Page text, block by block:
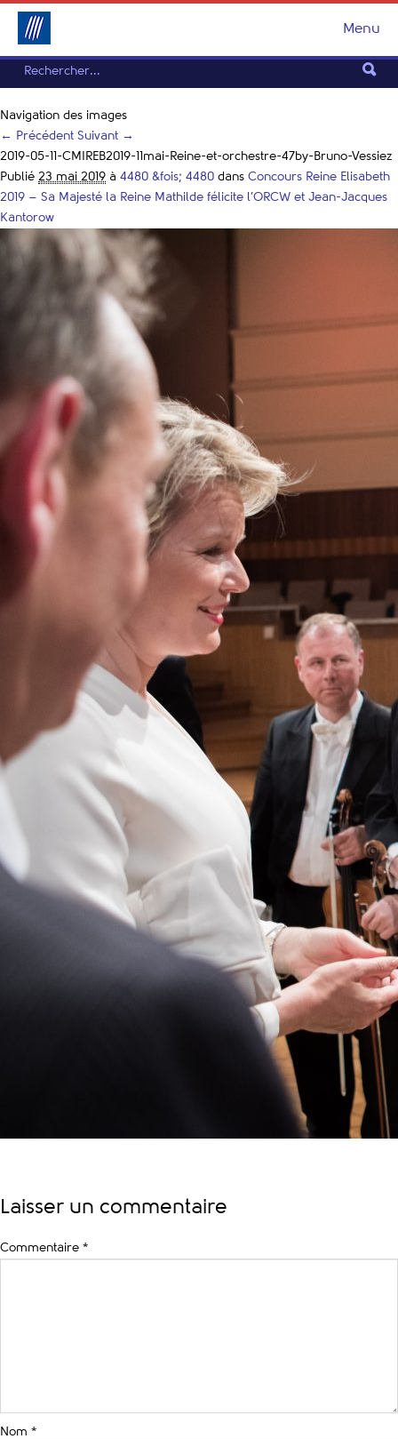
Menu
Navigation des images
← Précédent Suivant →
2019-05-11-CMIREB2019-11mai-Reine-et-orchestre-47by-Bruno-Vessiez
Publié 23 mai 2019 à 4480 &fois; 4480 dans Concours Reine Elisabeth
2019 – Sa Majesté la Reine Mathilde félicite l’ORCW et Jean-Jacques
Kantorow
Laisser un commentaire
Commentaire *
Nom *